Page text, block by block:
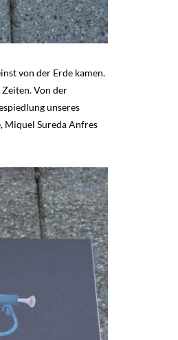
von der Erde kamen.
Von der
unseres
Miquel Sureda Anfres